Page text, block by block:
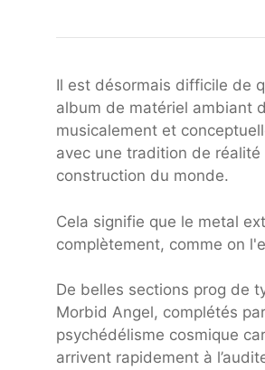
Il est désormais difficile de
album de matériel ambiant
musicalement et
avec une tradition de
construction du monde.
Cela signifie que le metal
complètement, comme on
De belles sections prog de
Morbid Angel, complétés
psychédélisme cosmique
arrivent rapidement à